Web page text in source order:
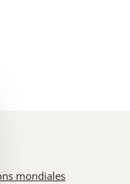
mondiales